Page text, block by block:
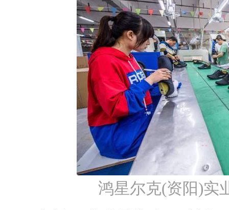
鸿星尔克(资阳)实